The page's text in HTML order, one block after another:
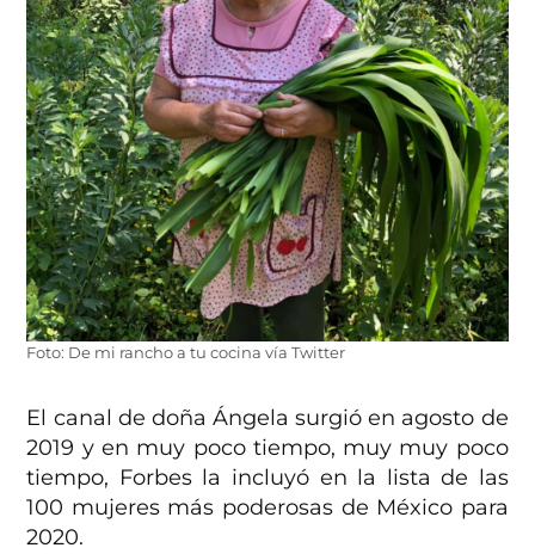
Foto: De mi rancho a tu cocina vía Twitter
El canal de doña Ángela surgió en agosto de
2019 y en muy poco tiempo, muy muy poco
tiempo, Forbes la incluyó en la lista de las
100 mujeres más poderosas de México para
2020.